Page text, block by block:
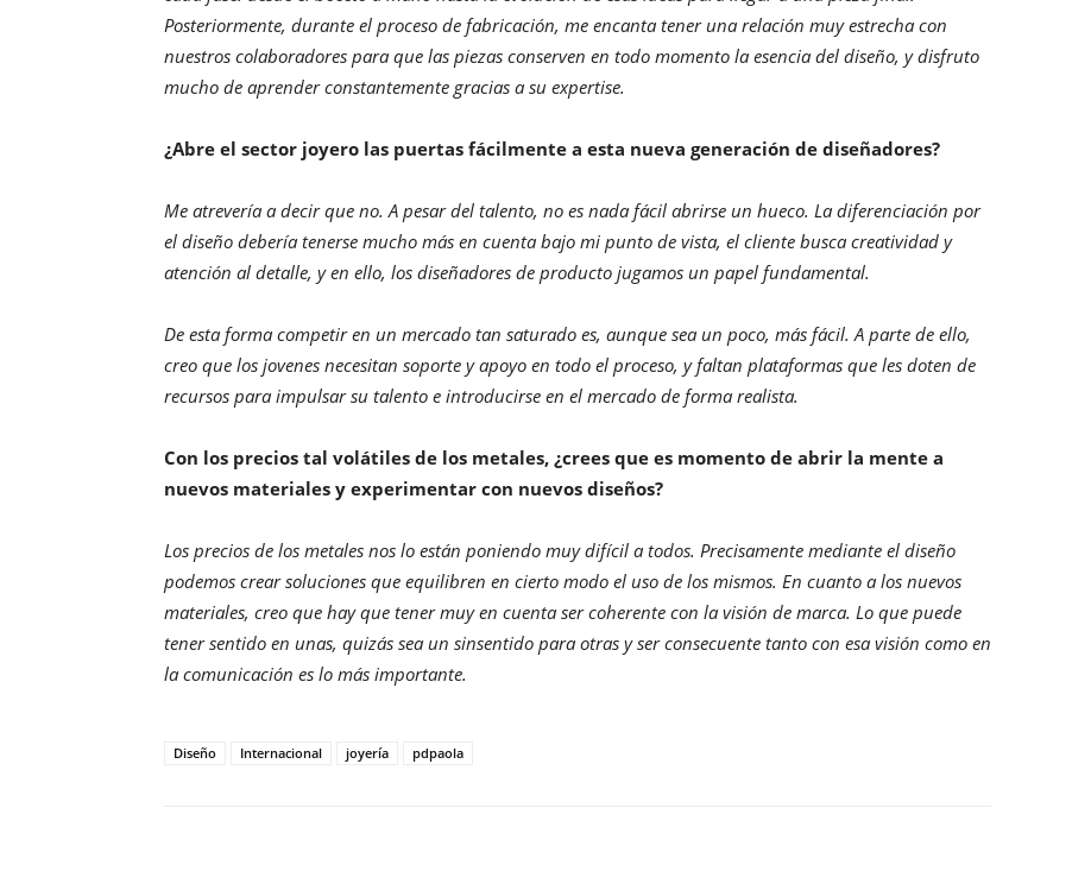
Posteriormente, durante el proceso de fabricación, me encanta tener una relación muy estrecha con
nuestros colaboradores para que las piezas conserven en todo momento la esencia del diseño, y disfruto
mucho de aprender constantemente gracias a su expertise.
¿Abre el sector joyero las puertas fácilmente a esta nueva generación de diseñadores?
Me atrevería a decir que no. A pesar del talento, no es nada fácil abrirse un hueco. La diferenciación por
el diseño debería tenerse mucho más en cuenta bajo mi punto de vista, el cliente busca creatividad y
atención al detalle, y en ello, los diseñadores de producto jugamos un papel fundamental.
De esta forma competir en un mercado tan saturado es, aunque sea un poco, más fácil. A parte de ello,
creo que los jovenes necesitan soporte y apoyo en todo el proceso, y faltan plataformas que les doten de
recursos para impulsar su talento e introducirse en el mercado de forma realista.
Con los precios tal volátiles de los metales, ¿crees que es momento de abrir la mente a
nuevos materiales y experimentar con nuevos diseños?
Los precios de los metales nos lo están poniendo muy difícil a todos. Precisamente mediante el diseño
podemos crear soluciones que equilibren en cierto modo el uso de los mismos. En cuanto a los nuevos
materiales, creo que hay que tener muy en cuenta ser coherente con la visión de marca. Lo que puede
tener sentido en unas, quizás sea un sinsentido para otras y ser consecuente tanto con esa visión como en
la comunicación es lo más importante.
Diseño Internacional joyería pdpaola